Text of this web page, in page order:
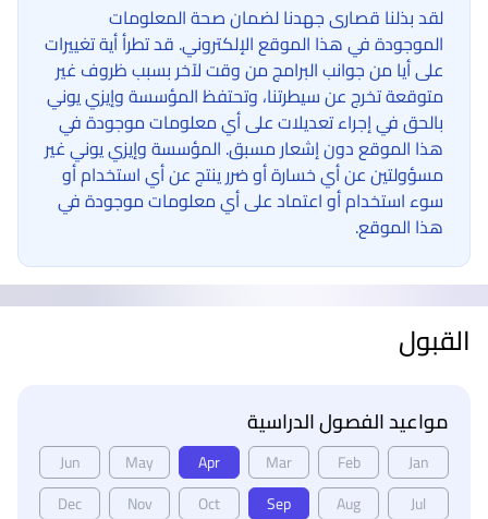
لقد بذلنا قصارى جهدنا لضمان صحة المعلومات
الموجودة في هذا الموقع الإلكتروني. قد تطرأ أية تغييرات
على أيا من جوانب البرامج من وقت لآخر بسبب ظروف غير
متوقعة تخرج عن سيطرتنا، وتحتفظ المؤسسة وإيزي يوني
بالحق في إجراء تعديلات على أي معلومات موجودة في
هذا الموقع دون إشعار مسبق. المؤسسة وإيزي يوني غير
مسؤولتين عن أي خسارة أو ضرر ينتج عن أي استخدام أو
سوء استخدام أو اعتماد على أي معلومات موجودة في
هذا الموقع.
القبول
مواعيد الفصول الدراسية
Jan
Feb
Mar
Apr
May
Jun
Jul
Aug
Sep
Oct
Nov
Dec